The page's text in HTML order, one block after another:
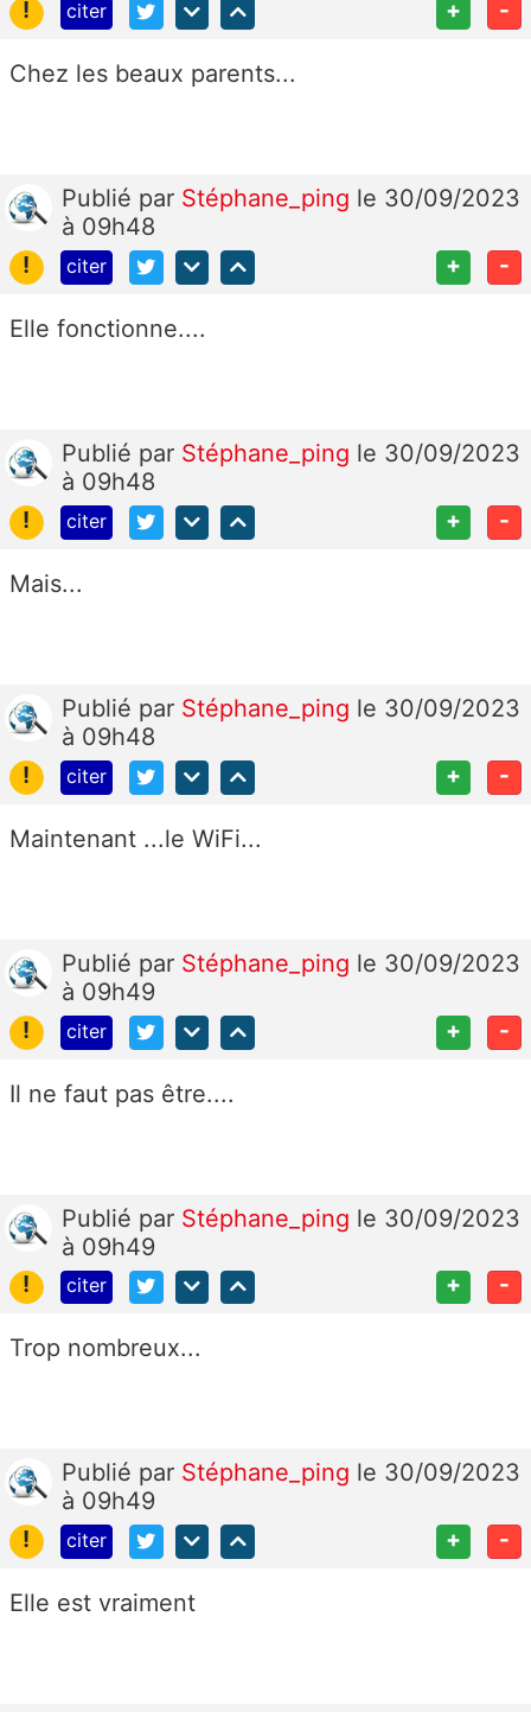
! citer + -
Chez les beaux parents...
Publié par Stéphane_ping le 30/09/2023
à 09h48
!
citer + -
Elle fonctionne....
Publié par Stéphane_ping le 30/09/2023
à 09h48
!
citer + -
Mais...
Publié par Stéphane_ping le 30/09/2023
à 09h48
!
citer + -
Maintenant ...le WiFi...
Publié par Stéphane_ping le 30/09/2023
à 09h49
!
citer + -
Il ne faut pas être....
Publié par Stéphane_ping le 30/09/2023
à 09h49
!
citer + -
Trop nombreux...
Publié par Stéphane_ping le 30/09/2023
à 09h49
!
citer + -
Elle est vraiment